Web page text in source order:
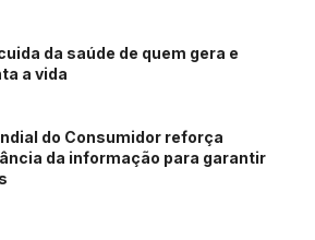
da saúde de quem gera e
a vida
do Consumidor reforça
da informação para garantir